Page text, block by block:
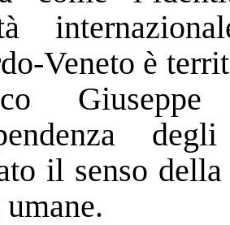
Veneto è
il senso